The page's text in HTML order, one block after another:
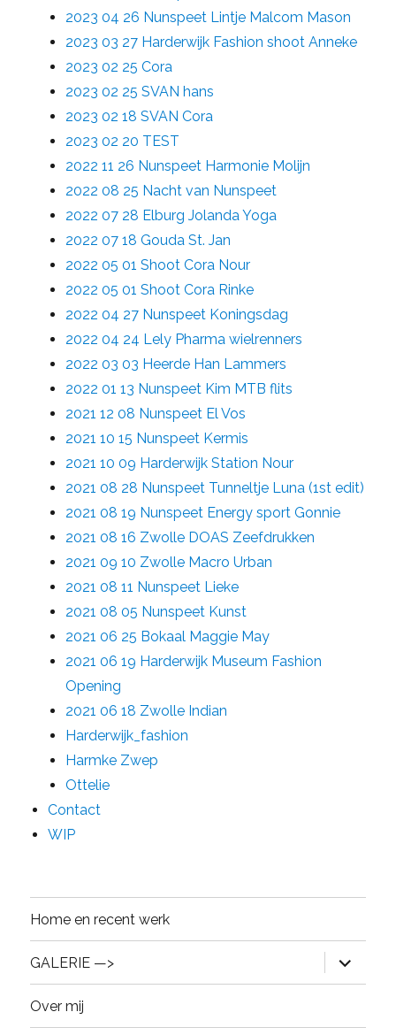
2023 04 26 Nunspeet Lintje Malcom Mason
2023 03 27 Harderwijk Fashion shoot Anneke
2023 02 25 Cora
2023 02 25 SVAN hans
2023 02 18 SVAN Cora
2023 02 20 TEST
2022 11 26 Nunspeet Harmonie Molijn
2022 08 25 Nacht van Nunspeet
2022 07 28 Elburg Jolanda Yoga
2022 07 18 Gouda St. Jan
2022 05 01 Shoot Cora Nour
2022 05 01 Shoot Cora Rinke
2022 04 27 Nunspeet Koningsdag
2022 04 24 Lely Pharma wielrenners
2022 03 03 Heerde Han Lammers
2022 01 13 Nunspeet Kim MTB flits
2021 12 08 Nunspeet El Vos
2021 10 15 Nunspeet Kermis
2021 10 09 Harderwijk Station Nour
2021 08 28 Nunspeet Tunneltje Luna (1st edit)
2021 08 19 Nunspeet Energy sport Gonnie
2021 08 16 Zwolle DOAS Zeefdrukken
2021 09 10 Zwolle Macro Urban
2021 08 11 Nunspeet Lieke
2021 08 05 Nunspeet Kunst
2021 06 25 Bokaal Maggie May
2021 06 19 Harderwijk Museum Fashion
Opening
2021 06 18 Zwolle Indian
Harderwijk_fashion
Harmke Zwep
Ottelie
Contact
WIP
Home en recent werk
GALERIE —>
expand
child
menu
Over mij